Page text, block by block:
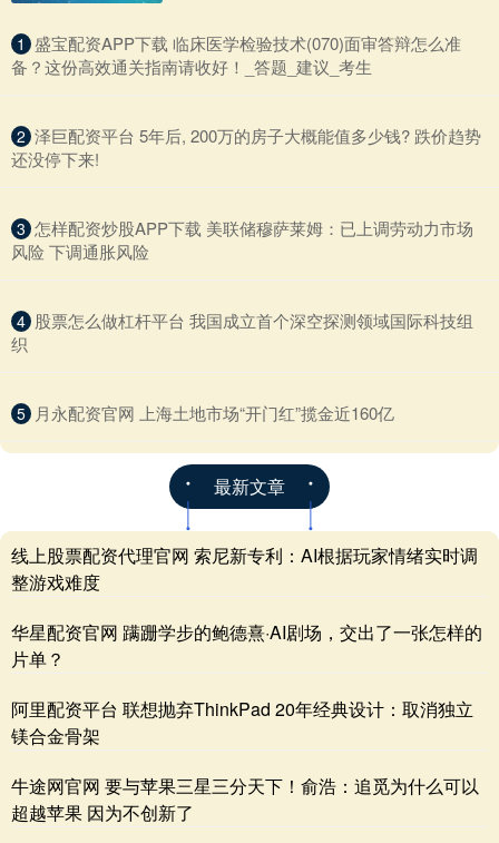
1 ​盛宝配资APP下载 临床医学检验技术(070)面审答辩怎么准
备？这份高效通关指南请收好！_答题_建议_考生
2 ​泽巨配资平台 5年后, 200万的房子大概能值多少钱? 跌价趋势
还没停下来!
3 ​怎样配资炒股APP下载 美联储穆萨莱姆：已上调劳动力市场
风险 下调通胀风险
4 ​股票怎么做杠杆平台 我国成立首个深空探测领域国际科技组
织
5 ​月永配资官网 上海土地市场“开门红”揽金近160亿
最新文章
线上股票配资代理官网 索尼新专利：AI根据玩家情绪实时调
整游戏难度
华星配资官网 蹒跚学步的鲍德熹·AI剧场，交出了一张怎样的
片单？
阿里配资平台 联想抛弃ThinkPad 20年经典设计：取消独立
镁合金骨架
牛途网官网 要与苹果三星三分天下！俞浩：追觅为什么可以
超越苹果 因为不创新了